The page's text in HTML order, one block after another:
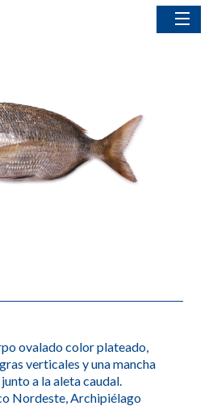
ovalado color plateado,
verticales y una mancha
a la aleta caudal.
Nordeste, Archipiélago